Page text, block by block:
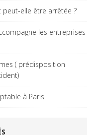
peut-elle être arrêtée ?
les entreprises
( prédisposition
à Paris